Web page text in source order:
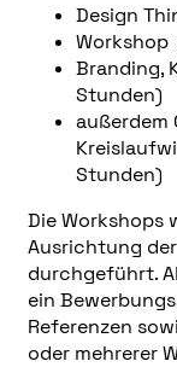
Design
Workshop
Branding,
Stunden)
außerdem
Stunden)
Die Workshops
Ausrichtung
durchgeführt.
ein
Referenzen
oder mehrerer